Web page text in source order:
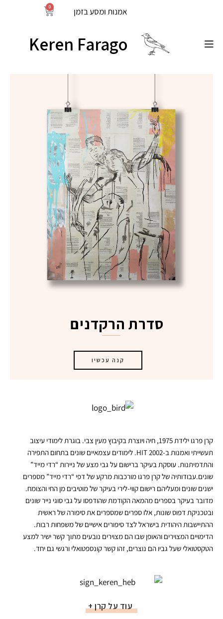
אמנות ומסע בזמן 0
Keren Farago
קרן פרגו ילידת 1975, חיה ויוצרת בקיבוץ מעין צבי. בוגרת לימודי עיצוב
תעשייתי ואמנות ב-HIT 2002. לימודים עצמאיים שונים בתחום התפירה
והתדמיתנות. עוסקת בעיקר ברישום על גבי מצע של ניירות “רדי מייד”
שונים.עבודותיה של קרן פרגו מורכבות מרקע של דפי “רדי מייד” מספרים
ישנים שונים ומעליהם רישום קווי-לירי בעיקר של מוטיבים מן החי והצומח.
מדובר בעיקר בספרים מהמאה הקודמת שהודפסו על גבי סוגי נייר שונים
ובטכניקת דפוס שונות, אלו ספרים שמספרים את סיפורה של ראשית
ההתיישבות היהודית בישראל לצד סיפורים אישיים של משפחות רבות.
הדימויים המצוירים והאופן שבו הם מצוירים נובעים מתוך קשר ישיר למצע
הטקסטואלי שעל גביו הם נוצרים, זהו קשר קונספטואלי ורגשי גם יחד.
עוד על קרן +